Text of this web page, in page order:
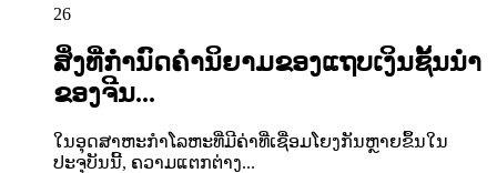
26
ສິ່ງທີ່ກຳນົດຄຳນິຍາມຂອງແຖບເງິນຊັ້ນນຳ
ຂອງຈີນ...
ໃນອຸດສາຫະກຳໂລຫະທີ່ມີຄ່າທີ່ເຊື່ອມໂຍງກັນຫຼາຍຂຶ້ນໃນ
ປະຈຸບັນນີ້, ຄວາມແຕກຕ່າງ...